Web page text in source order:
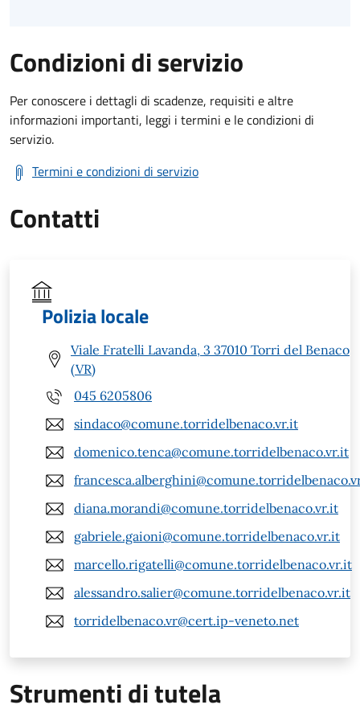
Condizioni di servizio
Per conoscere i dettagli di scadenze, requisiti e altre
informazioni importanti, leggi i termini e le condizioni di
servizio.
Termini e condizioni di servizio
Contatti
Polizia locale
Viale Fratelli Lavanda, 3 37010 Torri del Benaco
(VR)
045 6205806
sindaco@comune.torridelbenaco.vr.it
domenico.tenca@comune.torridelbenaco.vr.it
diana.morandi@comune.torridelbenaco.vr.it
gabriele.gaioni@comune.torridelbenaco.vr.it
marcello.rigatelli@comune.torridelbenaco.vr.it
alessandro.salier@comune.torridelbenaco.vr.it
torridelbenaco.vr@cert.ip-veneto.net
Strumenti di tutela